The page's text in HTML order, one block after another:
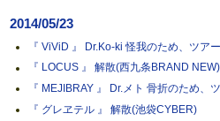
2014/05/23
『 ViViD 』 Dr.Ko-ki 怪我のため、ツア
『 LOCUS 』 解散(西九条BRAND NEW)
『 MEJIBRAY 』 Dr.メト 骨折のため、
『 グレヱテル 』 解散(池袋CYBER)